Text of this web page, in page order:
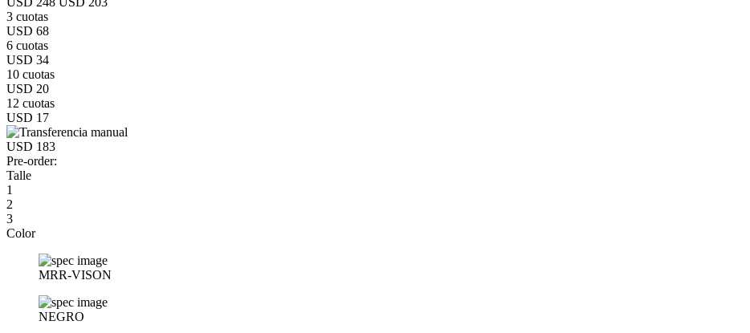
3 cuotas
USD 68
6 cuotas
USD 34
10 cuotas
USD 20
12 cuotas
USD 17
USD 183
Pre-order:
Talle
1
2
3
Color
MRR-VISON
NEGRO